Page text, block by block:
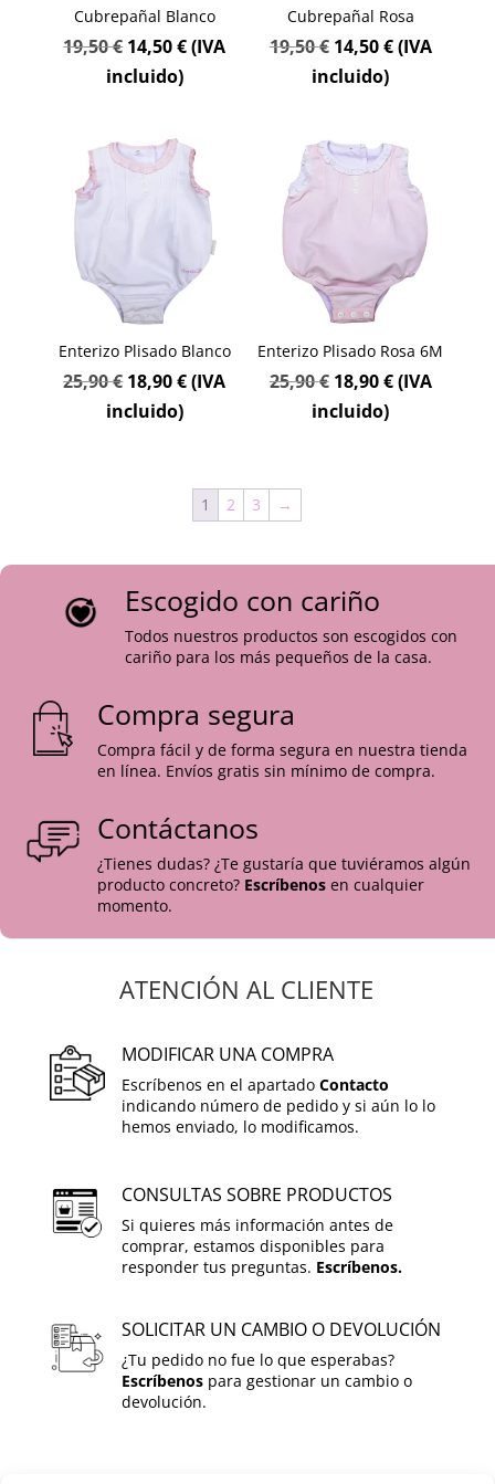
Cubrepañal Blanco
19,50€ El
precio
19,50 €.
14,50€El
14,50 €.
(IVA
incluido)
Cubrepañal Rosa
19,50€ El
precio
19,50 €.
14,50€El
14,50 €.
(IVA
incluido)
Enterizo Plisado Blanco
25,90€ El
precio
18,90€El
18,90 €.
(IVA
incluido)
Enterizo Plisado Rosa 6M
25,90€ El
precio
18,90€El(IVA
incluido)
1 2 3 →
Escogido con cariño
Todos nuestros productos son escogidos con
cariño para los más pequeños de la casa.
Compra segura
Compra fácil y de forma segura en nuestra tienda
en línea. Envíos gratis sin mínimo de compra.
Contáctanos
¿Tienes dudas? ¿Te gustaría que tuviéramos algún
producto concreto? Escríbenos en cualquier
momento.
ATENCIÓN AL CLIENTE
MODIFICAR UNA COMPRA
Escríbenos en el apartado Contacto
indicando número de pedido y si aún lo lo
hemos enviado, lo modificamos.
CONSULTAS SOBRE PRODUCTOS
Si quieres más información antes de
comprar, estamos disponibles para
responder tus preguntas. Escríbenos.
SOLICITAR UN CAMBIO O DEVOLUCIÓN
¿Tu pedido no fue lo que esperabas?
Escríbenospara gestionar un cambio o
devolución.